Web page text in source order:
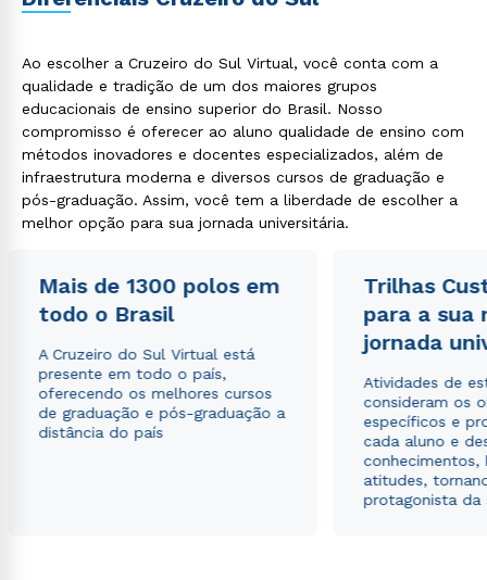
Ao escolher a Cruzeiro do Sul Virtual, você conta com a
qualidade e tradição de um dos maiores grupos
educacionais de ensino superior do Brasil. Nosso
compromisso é oferecer ao aluno qualidade de ensino com
métodos inovadores e docentes especializados, além de
infraestrutura moderna e diversos cursos de graduação e
pós-graduação. Assim, você tem a liberdade de escolher a
melhor opção para sua jornada universitária.
Mais de 1300 polos em
todo o Brasil
A Cruzeiro do Sul Virtual está
presente em todo o país,
oferecendo os melhores cursos
de graduação e pós-graduação a
distância do país
Trilhas
para a sua
jornada
Atividades de
consideram os
específicos e
cada aluno e
conhecimentos,
atitudes,
protagonista da